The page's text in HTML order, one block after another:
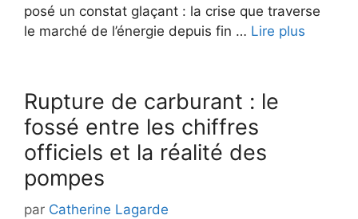
posé un constat glaçant : la crise que traverse
le marché de l’énergie depuis fin … Lire plus
Rupture de carburant : le
fossé entre les chiffres
officiels et la réalité des
pompes
par Catherine Lagarde